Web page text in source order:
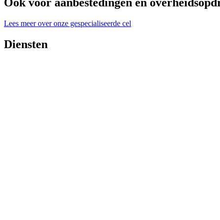
Ook voor aanbestedingen en
Lees meer over onze gespecialiseerde cel
Diensten